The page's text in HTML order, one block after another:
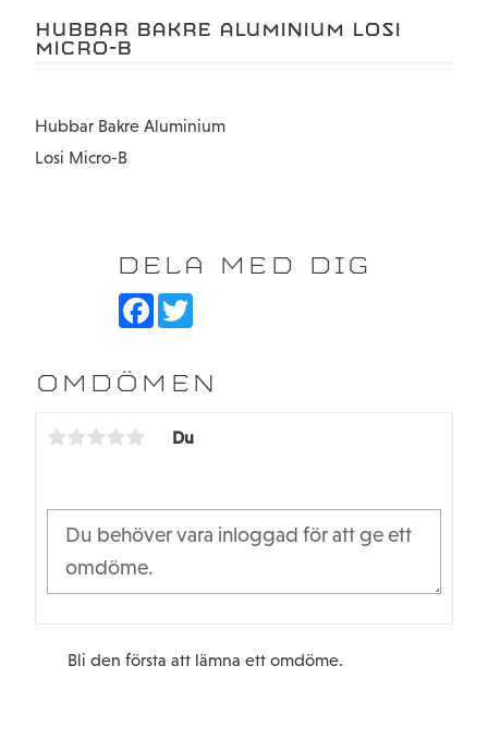
HUBBAR BAKRE ALUMINIUM LOSI
MICRO-B
Hubbar Bakre Aluminium
Losi Micro-B
DELA MED DIG
F
b
o
T
t
e
OMDÖMEN
Du
Bli den första att lämna ett omdöme.